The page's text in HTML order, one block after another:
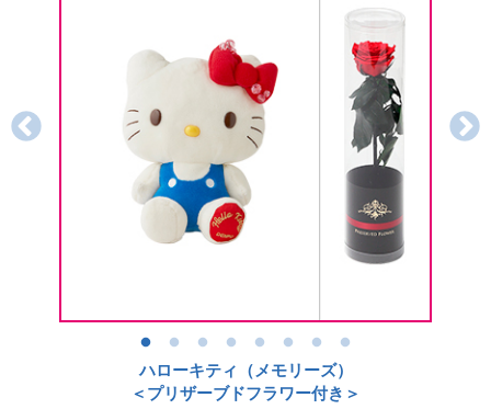
かんたん申込み
お祝い電報
お悔やみ電報
シーンから選ぶ
ハローキティ（メモリーズ）
＜プリザーブドフラワー付き＞